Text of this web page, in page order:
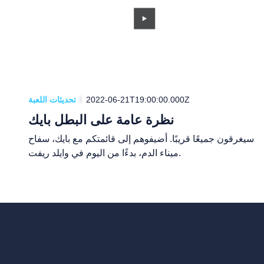
تحديثات اللعبة 2022-06-21T19:00:00.000Z
نظرة عامة على البطل بايك
سيغرقون جميعًا قريبًا. أضيفوهم إلى قائمتكم مع بايك، سفاح
ميناء الدم، بدءًا من اليوم في وايلد ريفت.